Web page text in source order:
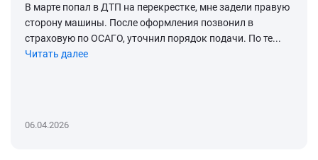
В марте попал в ДТП на перекрестке, мне задели правую
сторону машины. После оформления позвонил в
страховую по ОСАГО, уточнил порядок подачи. По те...
Читать далее
06.04.2026